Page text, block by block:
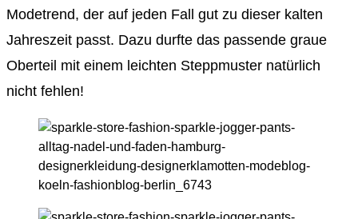
Modetrend, der auf jeden Fall gut zu dieser kalten
Jahreszeit passt. Dazu durfte das passende graue
Oberteil mit einem leichten Steppmuster natürlich
nicht fehlen!